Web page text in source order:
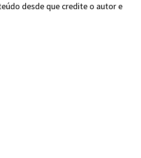
desde que credite o autor e